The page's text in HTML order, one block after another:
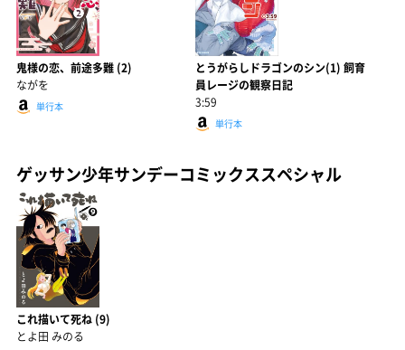
鬼様の恋、前途多難 (2)
ながを
単行本
とうがらしドラゴンのシン(1) 飼育
員レージの観察日記
3:59
単行本
ゲッサン少年サンデーコミックススペシャル
これ描いて死ね (9)
とよ田 みのる